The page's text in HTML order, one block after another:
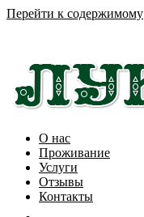
Перейти к содержимому
О нас
Проживание
Услуги
Отзывы
Контакты